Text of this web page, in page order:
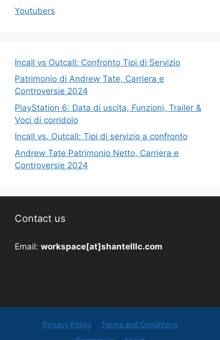
Youtubers
Incall vs Outcall: Confronto Tipi di Servizio
Patrimonio di Andrew Tate, Carriera e
Controversie 2024
PlayStation 6: Data di uscita, Funzioni, Trailer &
Voci di corridoio
Incall vs. Outcall: Tipi di servizio a confronto
Andrew Tate Patrimonio Netto, Carriera e
Controversie 2024
Contact us
Email: workspace[at]shantelllc.com
Privacy Policy
Terms and Conditions